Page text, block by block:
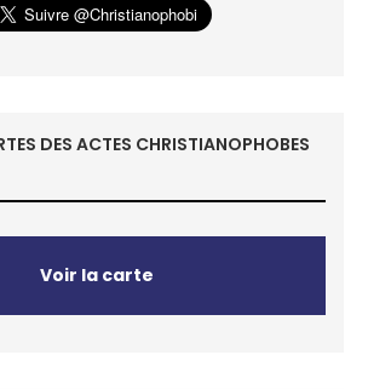
DES ACTES CHRISTIANOPHOBES
Voir la carte